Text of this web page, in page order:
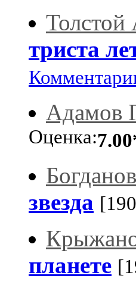
Толстой
триста
Адамов
Оценка:
звезда
планете